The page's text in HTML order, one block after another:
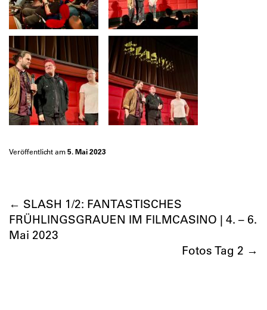
Veröffentlicht am5. Mai 2023
← SLASH 1/2: FANTASTISCHES
FRÜHLINGSGRAUEN IM FILMCASINO | 4. – 6.
Mai 2023
Fotos Tag 2 →